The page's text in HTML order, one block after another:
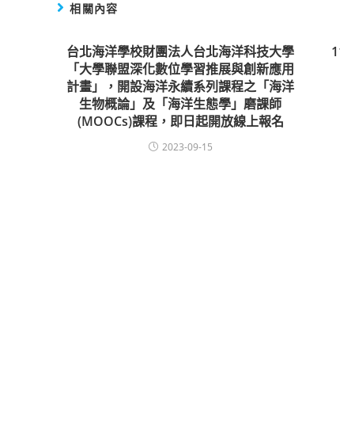
相關內容
台北海洋學校財團法人台北海洋科技大學
「大學聯盟深化數位學習推展與創新應用
計畫」，開設海洋永續系列課程之「海洋
生物概論」及「海洋生態學」磨課師
(MOOCs)課程，即日起開放線上報名
2023-09-15